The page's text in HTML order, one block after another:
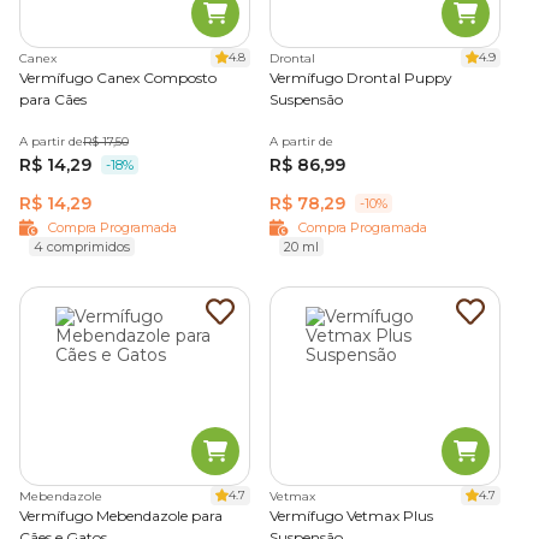
Agende a entrega de seus pedidos com a nossa
Compra
programada
retire na loja
mais próxima em até 45
minutos.
Canex 4.8
Vermífugo Canex Composto
para Cães
A partir deR$ 17,50
R$ 14,29 -18%
R$ 14,29
Compra Programada
4 comprimidos
Drontal 4.9
Vermífugo Drontal Puppy
Suspensão
A partir de
R$ 86,99
R$ 78,29
-10%
Compra Programada
20 ml
Mebendazole 4.7
Vermífugo Mebendazole para
Vetmax 4.7
Vermífugo Vetmax Plus